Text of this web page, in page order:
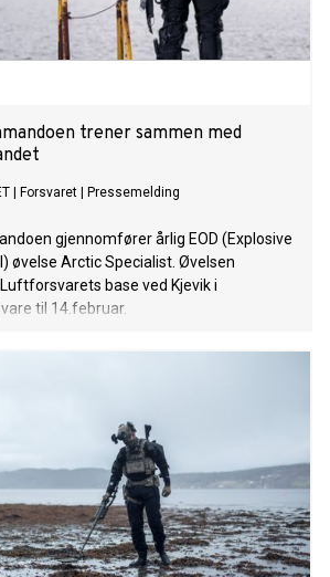
trener sammen med
Forsvaret Pressemelding
gjennomfører årlig EOD (Explosive
øvelse Arctic Specialist. Øvelsen
base ved Kjevik i
til 14.februar.